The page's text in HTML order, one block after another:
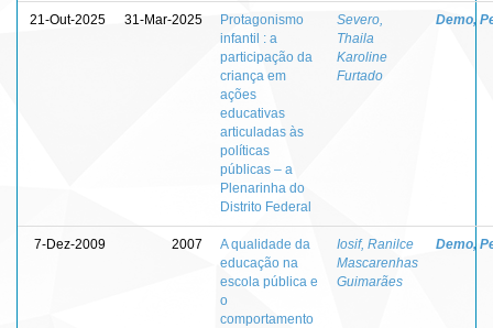
21-Out-2025 31-Mar-2025
Protagonismo
infantil : a
participação da
criança em
ações
educativas
articuladas às
políticas
públicas – a
Plenarinha do
Distrito Federal
Severo,
Thaila
Karoline
Furtado
Demo,
7-Dez-2009 2007
A qualidade da
educação na
escola pública e
o
comportamento
Iosif, Ranilce
Mascarenhas
Guimarães
Demo,